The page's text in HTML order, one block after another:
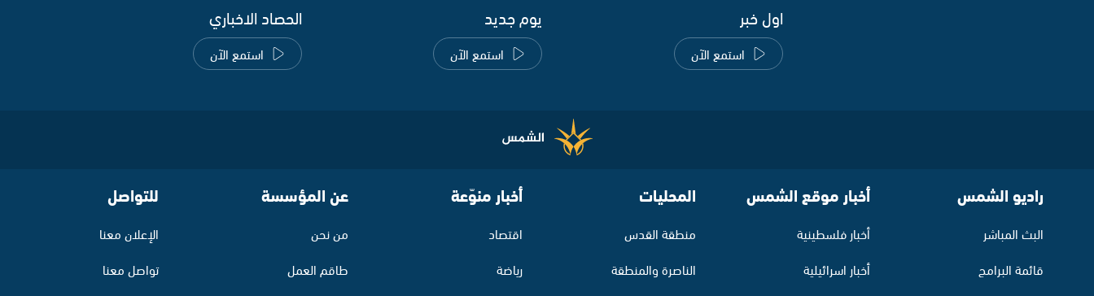
اول خبر
استمع الآن
يوم جديد
استمع الآن
الحصاد الاخباري
استمع الآن
راديو الشمس
البث المباشر
قائمة البرامج
أخبار موقع الشمس
أخبار فلسطينية
أخبار اسرائيلية
المحليات
منطقة القدس
الناصرة والمنطقة
أخبار منوّعة
اقتصاد
رياضة
عن المؤسسة
من نحن
طاقم العمل
للتواصل
الإعلان معنا
تواصل معنا